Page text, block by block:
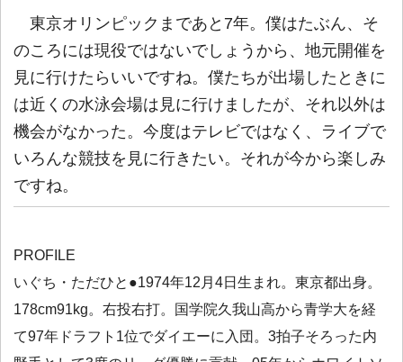
東京オリンピックまであと7年。僕はたぶん、そ
のころには現役ではないでしょうから、地元開催を
見に行けたらいいですね。僕たちが出場したときに
は近くの水泳会場は見に行けましたが、それ以外は
機会がなかった。今度はテレビではなく、ライブで
いろんな競技を見に行きたい。それが今から楽しみ
ですね。
PROFILE
いぐち・ただひと●1974年12月4日生まれ。東京都出身。
178cm91kg。右投右打。国学院久我山高から青学大を経
て97年ドラフト1位でダイエーに入団。3拍子そろった内